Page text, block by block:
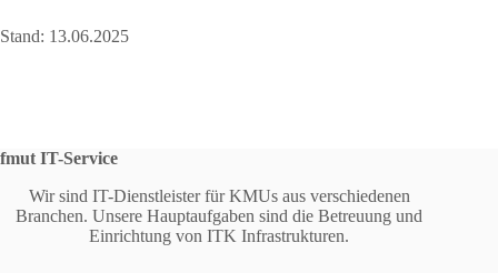
Stand: 13.06.2025
fmut IT-Service
Wir sind IT-Dienstleister für KMUs aus verschiedenen
Branchen. Unsere Hauptaufgaben sind die Betreuung und
Einrichtung von ITK Infrastrukturen.